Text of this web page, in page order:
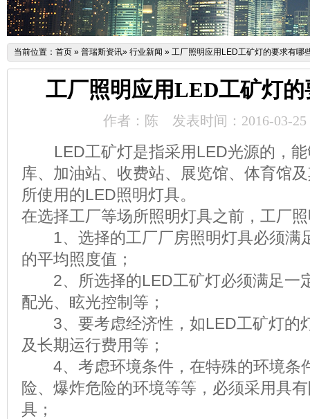
当前位置： 首页 » 普瑞斯资讯» 行业新闻 » 工厂照明应用LED工矿灯的要求有哪
工厂照明应用LED工矿灯
作者：陈 发表时间：2016-03-25
LED工矿灯是指采用LED光源的，
库、加油站、收费站、展览馆、体育馆
所使用的LED照明灯具。
在选择工厂等场所照明灯具之前，工厂
1、选择的工厂厂房照明灯具必须满
的平均照度值；
2、所选择的LED工矿灯必须满足一
配光、眩光控制等；
3、要考虑经济性，如LED工矿灯的
及长期运行费用等；
4、考虑环境条件，在特殊的环境条
险、爆炸危险的环境等等，必须采用具
具；